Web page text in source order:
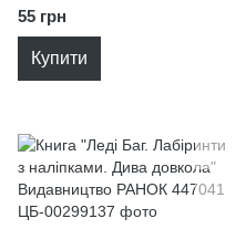
РАНОК 447321
55 грн
Купити